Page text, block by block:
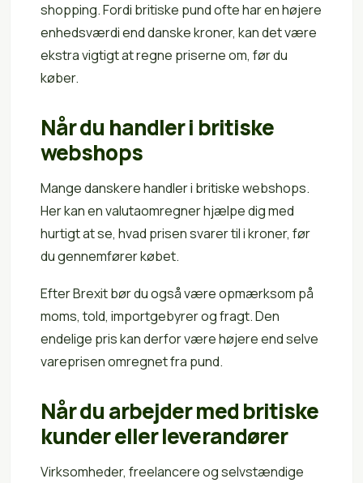
shopping. Fordi britiske pund ofte har en højere
enhedsværdi end danske kroner, kan det være
ekstra vigtigt at regne priserne om, før du
køber.
Når du handler i britiske
webshops
Mange danskere handler i britiske webshops.
Her kan en valutaomregner hjælpe dig med
hurtigt at se, hvad prisen svarer til i kroner, før
du gennemfører købet.
Efter Brexit bør du også være opmærksom på
moms, told, importgebyrer og fragt. Den
endelige pris kan derfor være højere end selve
vareprisen omregnet fra pund.
Når du arbejder med britiske
kunder eller leverandører
Virksomheder, freelancere og selvstændige